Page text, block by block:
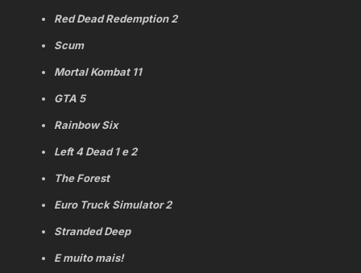
Red Dead Redemption 2
Scum
Mortal Kombat 11
GTA 5
Rainbow Six
Left 4 Dead 1 e 2
The Forest
Euro Truck Simulator 2
Stranded Deep
E muito mais!